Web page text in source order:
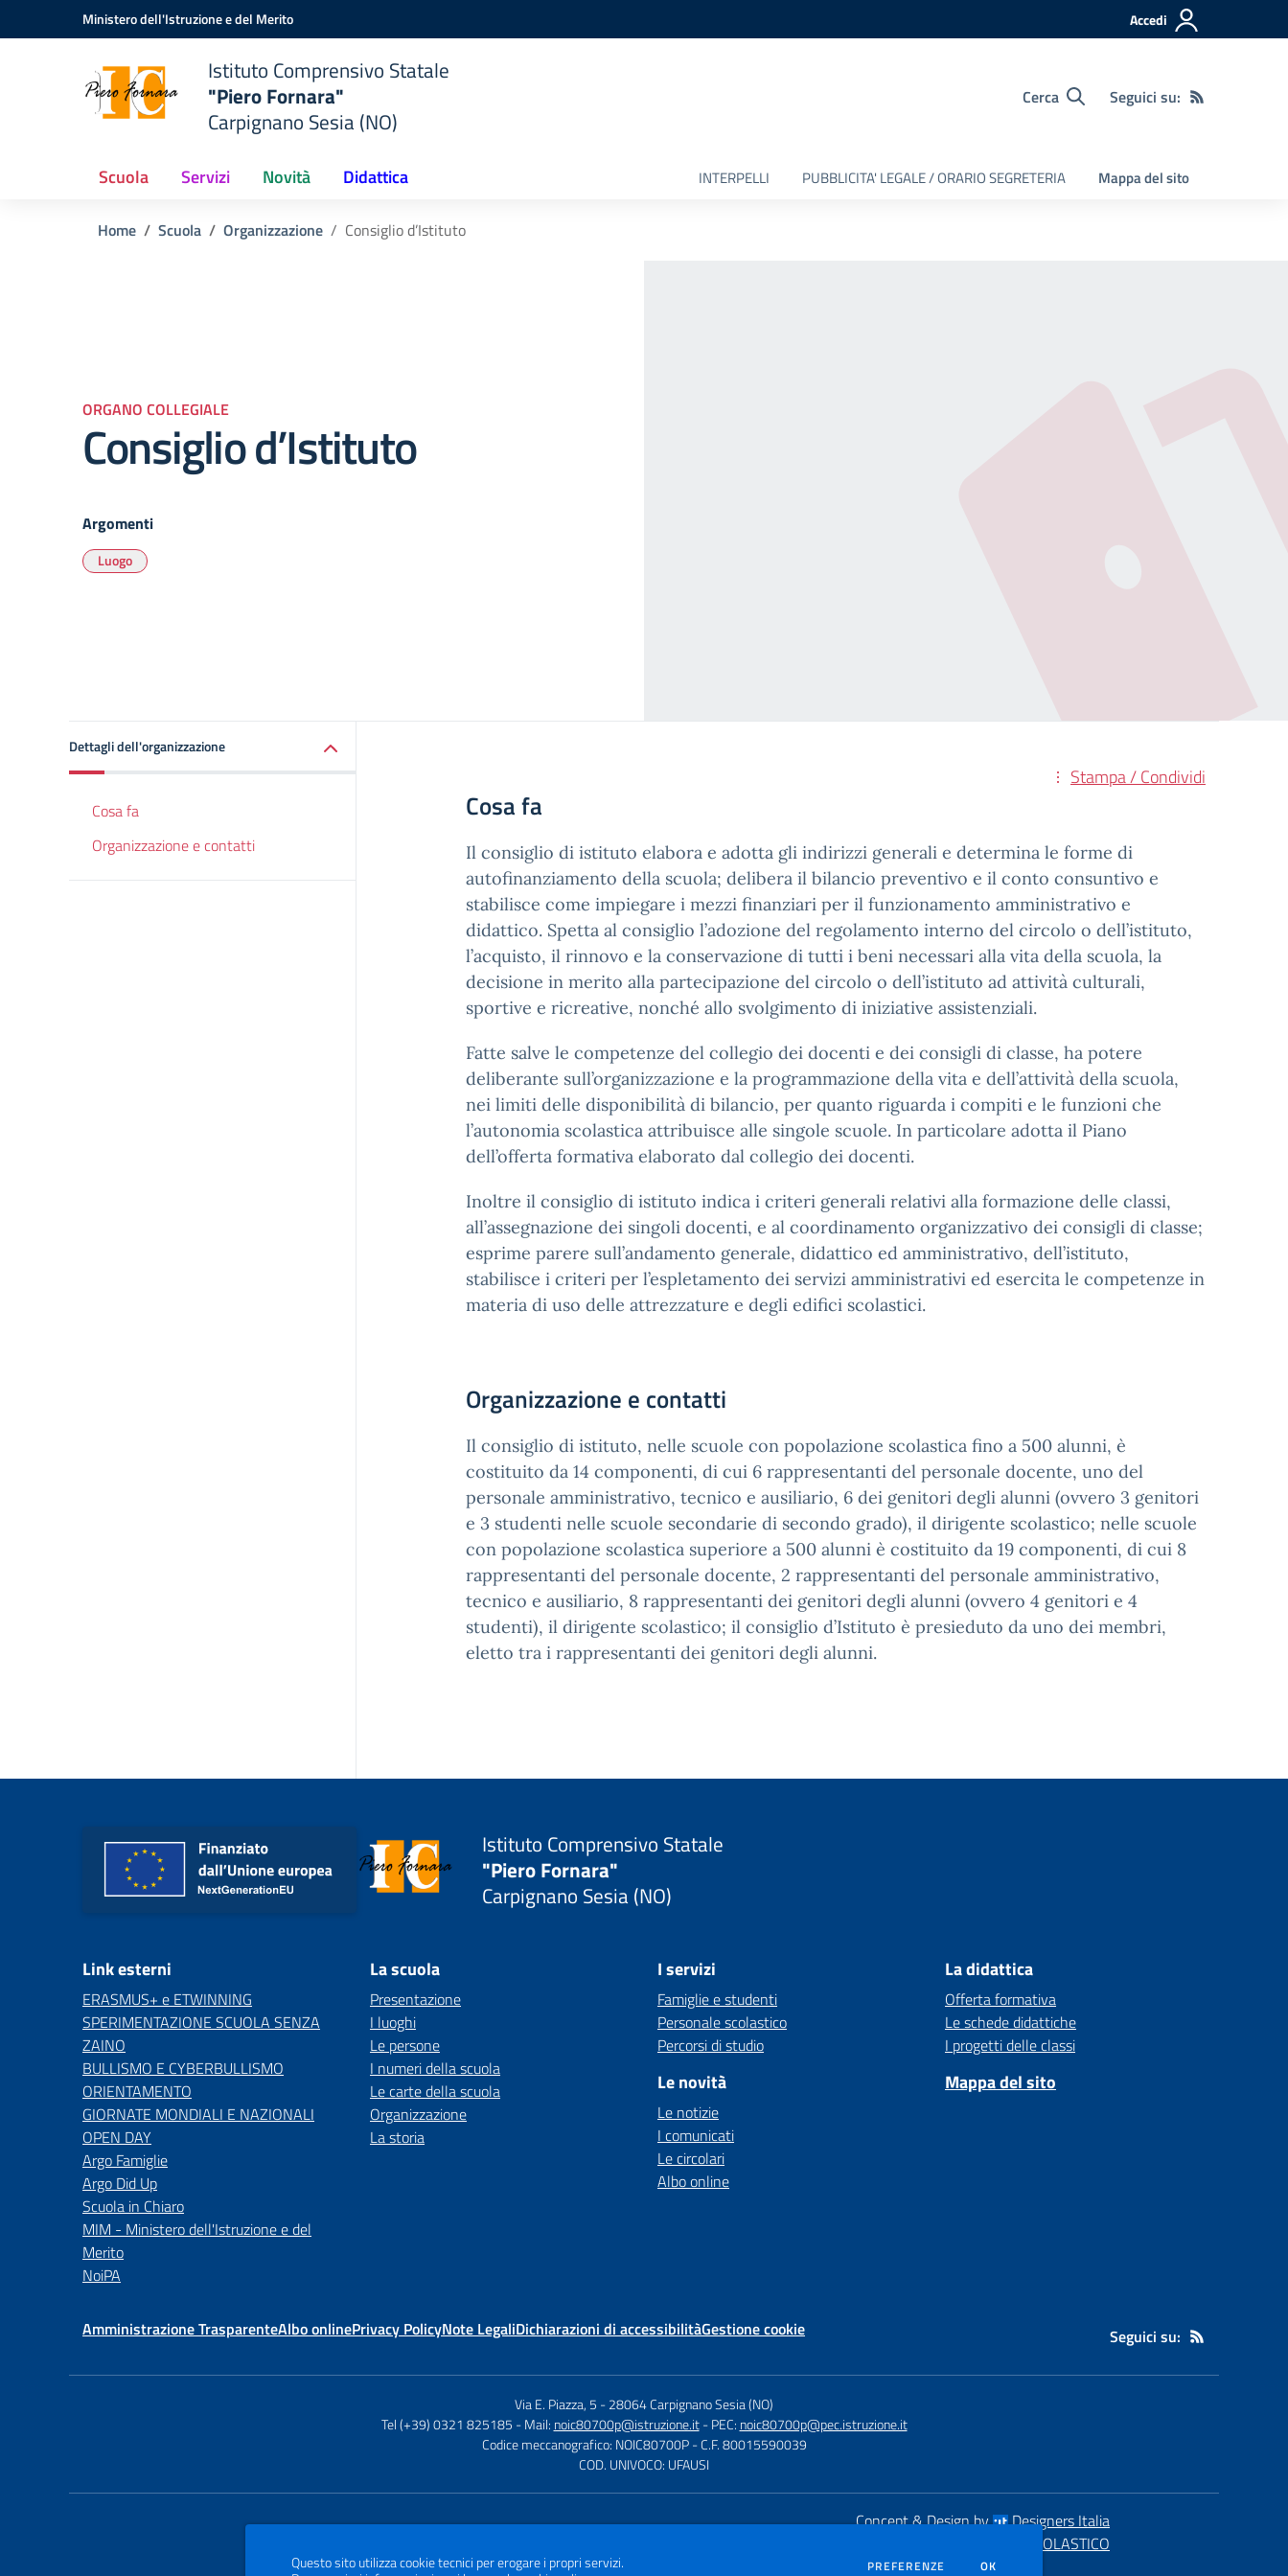
Vai ai contenuti
Vai al menu di navigazioneMinistero dell'Istruzione e del Merito Accedi
Istituto Comprensivo Statale
"Piero Fornara"
Carpignano Sesia (NO)
Cerca Seguici su:
Scuola Servizi Novità Didattica INTERPELLI PUBBLICITA' LEGALE / ORARIO SEGRETERIA Mappa del sito
Home Scuola Organizzazione Consiglio d’Istituto
ORGANO COLLEGIALE
Consiglio d’Istituto
Argomenti
Luogo
Dettagli dell'organizzazione
Cosa fa
Organizzazione e contatti
Stampa / Condividi
Cosa fa
Il consiglio di istituto elabora e adotta gli indirizzi generali e determina le forme di
autofinanziamento della scuola; delibera il bilancio preventivo e il conto consuntivo e
stabilisce come impiegare i mezzi finanziari per il funzionamento amministrativo e
didattico. Spetta al consiglio l’adozione del regolamento interno del circolo o dell’istituto,
l’acquisto, il rinnovo e la conservazione di tutti i beni necessari alla vita della scuola, la
decisione in merito alla partecipazione del circolo o dell’istituto ad attività culturali,
sportive e ricreative, nonché allo svolgimento di iniziative assistenziali.
Fatte salve le competenze del collegio dei docenti e dei consigli di classe, ha potere
deliberante sull’organizzazione e la programmazione della vita e dell’attività della scuola,
nei limiti delle disponibilità di bilancio, per quanto riguarda i compiti e le funzioni che
l’autonomia scolastica attribuisce alle singole scuole. In particolare adotta il Piano
dell’offerta formativa elaborato dal collegio dei docenti.
Inoltre il consiglio di istituto indica i criteri generali relativi alla formazione delle classi,
all’assegnazione dei singoli docenti, e al coordinamento organizzativo dei consigli di classe;
esprime parere sull’andamento generale, didattico ed amministrativo, dell’istituto,
stabilisce i criteri per l’espletamento dei servizi amministrativi ed esercita le competenze in
materia di uso delle attrezzature e degli edifici scolastici.
Organizzazione e contatti
Il consiglio di istituto, nelle scuole con popolazione scolastica fino a 500 alunni, è
costituito da 14 componenti, di cui 6 rappresentanti del personale docente, uno del
personale amministrativo, tecnico e ausiliario, 6 dei genitori degli alunni (ovvero 3 genitori
e 3 studenti nelle scuole secondarie di secondo grado), il dirigente scolastico; nelle scuole
con popolazione scolastica superiore a 500 alunni è costituito da 19 componenti, di cui 8
rappresentanti del personale docente, 2 rappresentanti del personale amministrativo,
tecnico e ausiliario, 8 rappresentanti dei genitori degli alunni (ovvero 4 genitori e 4
studenti), il dirigente scolastico; il consiglio d’Istituto è presieduto da uno dei membri,
eletto tra i rappresentanti dei genitori degli alunni.
Istituto Comprensivo Statale
"Piero Fornara"
Carpignano Sesia (NO)
Link esterni
ERASMUS+ e ETWINNING
SPERIMENTAZIONE SCUOLA SENZA
ZAINO
BULLISMO E CYBERBULLISMO
ORIENTAMENTO
GIORNATE MONDIALI E NAZIONALI
OPEN DAY
Argo Famiglie
Argo Did Up
Scuola in Chiaro
MIM - Ministero dell'Istruzione e del
Merito
NoiPA
La scuola
Presentazione
I luoghi
Le persone
I numeri della scuola
Le carte della scuola
Organizzazione
La storia
I servizi
Famiglie e studenti
Personale scolastico
Percorsi di studio
Le novità
Le notizie
I comunicati
Le circolari
Albo online
La didattica
Offerta formativa
Le schede didattiche
I progetti delle classi
Mappa del sito
Amministrazione TrasparenteAlbo onlinePrivacy PolicyNote LegaliDichiarazioni di accessibilitàGestione cookie Seguici su:
Via E. Piazza, 5 -28064 Carpignano Sesia (NO)
Tel (+39) 0321 825185 - Mail: noic80700p@istruzione.it - PEC: noic80700p@pec.istruzione.it
Codice meccanografico: NOIC80700P - C.F. 80015590039
COD. UNIVOCO: UFAUSI
Concept & Design by
Designers Italia
SCUOLASTICO
Questo sito utilizza cookie tecnici per erogare i propri servizi. PREFERENZE DEI COOKIE
OK